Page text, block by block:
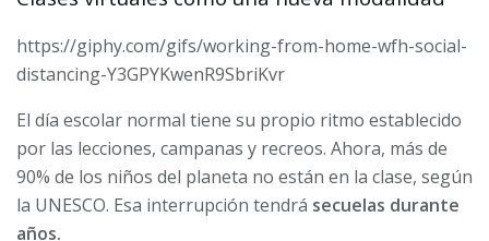
https://giphy.com/gifs/working-from-home-wfh-social-
distancing-Y3GPYKwenR9SbriKvr
El día escolar normal tiene su propio ritmo establecido
por las lecciones, campanas y recreos. Ahora, más de
90% de los niños del planeta no están en la clase, según
la UNESCO. Esa interrupción tendrá secuelas durante
años.